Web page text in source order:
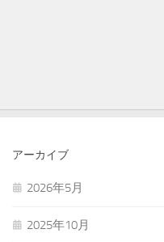
アーカイブ
2026年5月
2025年10月